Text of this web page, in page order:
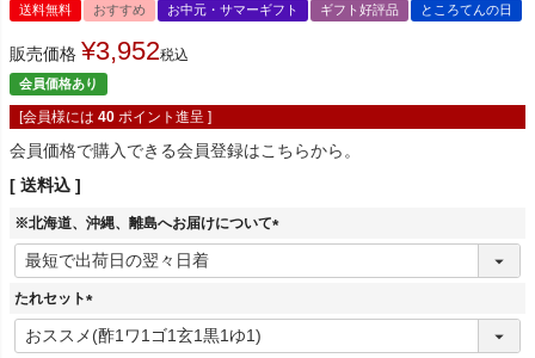
送料無料 おすすめ お中元・サマーギフト ギフト好評品 ところてんの日
販売価格 ¥3,952税込
会員価格あり
[会員様には 40 ポイント進呈 ]
会員価格で購入できる会員登録はこちらから。
送料込
※北海道、沖縄、離島へお届けについて
(
たれセット
(
必